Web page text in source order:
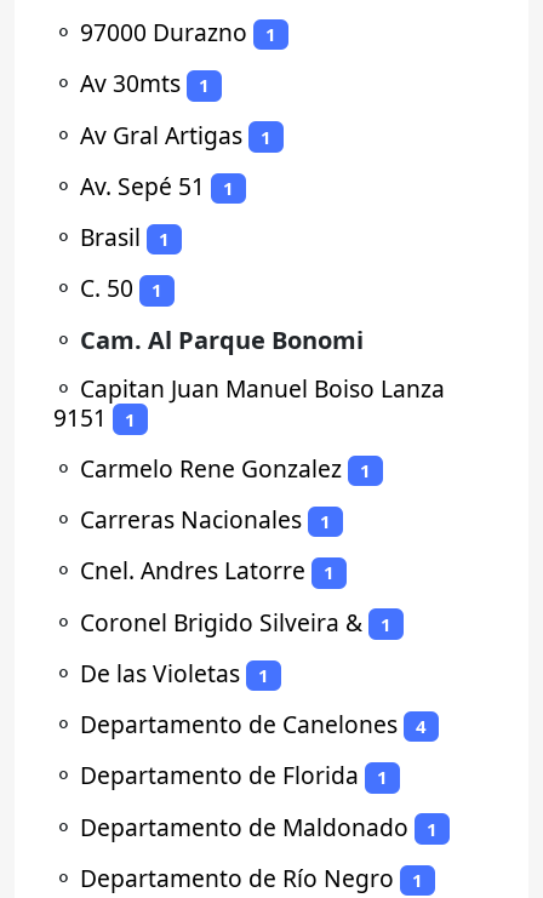
⚬ 97000 Durazno 1
⚬ Av 30mts 1
⚬ Av Gral Artigas 1
⚬ Av. Sepé 51 1
⚬ Brasil 1
⚬ C. 50 1
⚬ Cam. Al Parque Bonomi
⚬ Capitan Juan Manuel Boiso Lanza
9151
1
⚬ Carmelo Rene Gonzalez 1
⚬ Carreras Nacionales 1
⚬ Cnel. Andres Latorre 1
⚬ Coronel Brigido Silveira & 1
⚬ De las Violetas 1
⚬ Departamento de Canelones 4
⚬ Departamento de Florida 1
⚬ Departamento de Maldonado 1
⚬ Departamento de Río Negro 1